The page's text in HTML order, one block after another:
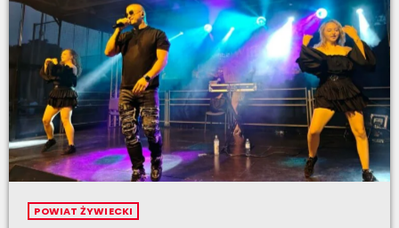
POWIAT ŻYWIECKI